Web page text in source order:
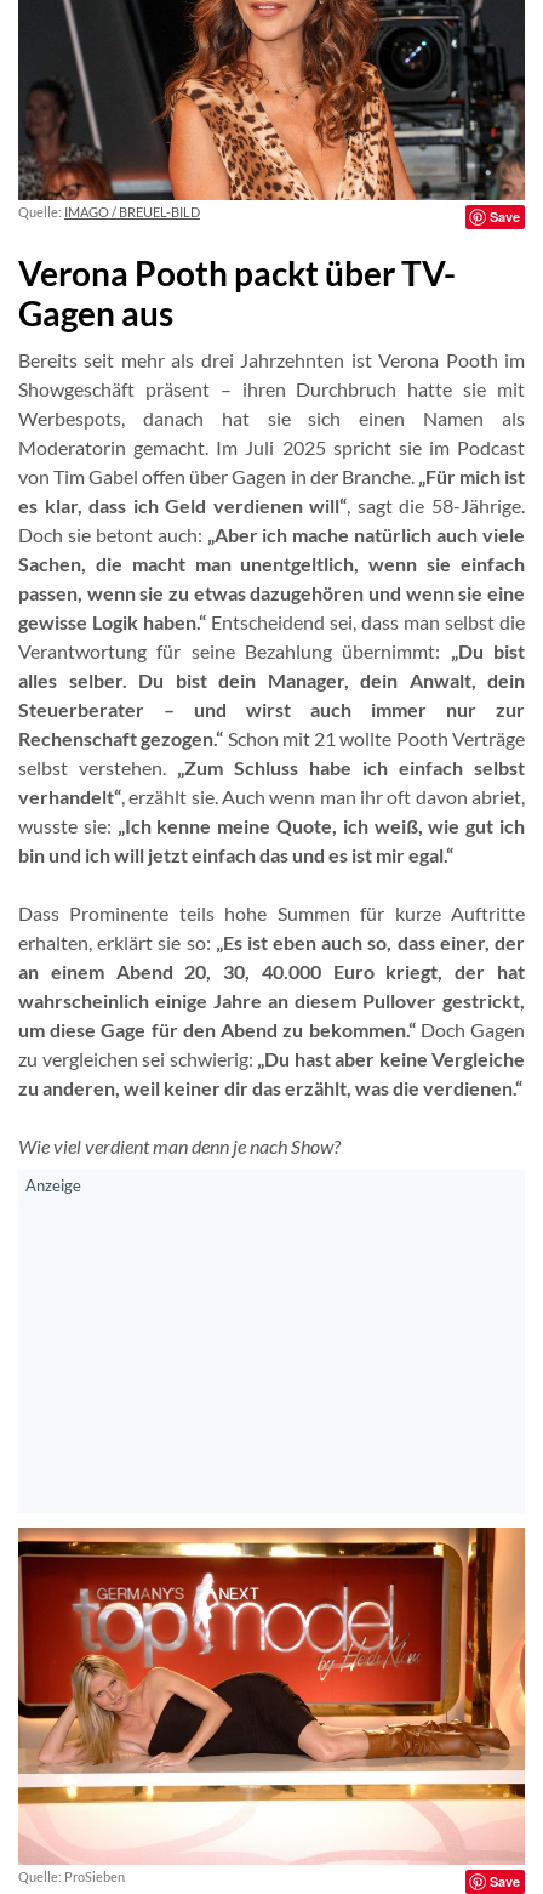
Quelle: IMAGO / BREUEL-BILD Save
Verona Pooth packt über TV-
Gagen aus
Bereits seit mehr als drei Jahrzehnten ist Verona Pooth im
Showgeschäft präsent – ihren Durchbruch hatte sie mit
Werbespots, danach hat sie sich einen Namen als
Moderatorin gemacht. Im Juli 2025 spricht sie im Podcast
von Tim Gabel offen über Gagen in der Branche.„Für mich ist
es klar, dass ich Geld verdienen will“, sagt die 58-Jährige.
Doch sie betont auch: „Aber ich mache natürlich auch viele
Sachen, die macht man unentgeltlich, wenn sie einfach
passen, wenn sie zu etwas dazugehören und wenn sie eine
gewisse Logik haben.“ Entscheidend sei, dass man selbst die
Verantwortung für seine Bezahlung übernimmt: „Du bist
alles selber. Du bist dein Manager, dein Anwalt, dein
Steuerberater – und wirst auch immer nur zur
Rechenschaft gezogen.“ Schon mit 21 wollte Pooth Verträge
selbst verstehen. „Zum Schluss habe ich einfach selbst
verhandelt“, erzählt sie. Auch wenn man ihr oft davon abriet,
wusste sie: „Ich kenne meine Quote, ich weiß, wie gut ich
bin und ich will jetzt einfach das und es ist mir egal.“
Dass Prominente teils hohe Summen für kurze Auftritte
erhalten, erklärt sie so: „Es ist eben auch so, dass einer, der
an einem Abend 20, 30, 40.000 Euro kriegt, der hat
wahrscheinlich einige Jahre an diesem Pullover gestrickt,
um diese Gage für den Abend zu bekommen.“Doch Gagen
zu vergleichen sei schwierig: „Du hast aber keine Vergleiche
zu anderen, weil keiner dir das erzählt, was die verdienen.“
Wie viel verdient man denn je nach Show?
Quelle: ProSieben Save